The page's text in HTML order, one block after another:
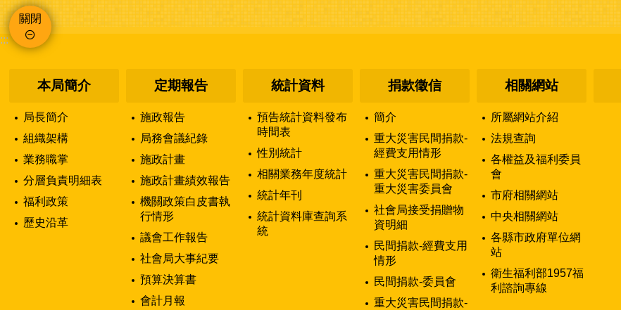
關閉
:::
本局簡介
局長簡介
組織架構
業務職掌
分層負責明細表
福利政策
歷史沿革
定期報告
施政報告
局務會議紀錄
施政計畫
施政計畫績效報告
機關政策白皮書執
行情形
議會工作報告
社會局大事紀要
預算決算書
會計月報
統計資料
預告統計資料發布
時間表
性別統計
相關業務年度統計
統計年刊
統計資料庫查詢系
統
捐款徵信
簡介
重大災害民間捐款-
經費支用情形
重大災害民間捐款-
重大災害委員會
社會局接受捐贈物
資明細
民間捐款-經費支用
情形
民間捐款-委員會
重大災害民間捐款-
相關網站
所屬網站介紹
法規查詢
各權益及福利委員
會
市府相關網站
中央相關網站
各縣市政府單位網
站
衛生福利部1957福
利諮詢專線